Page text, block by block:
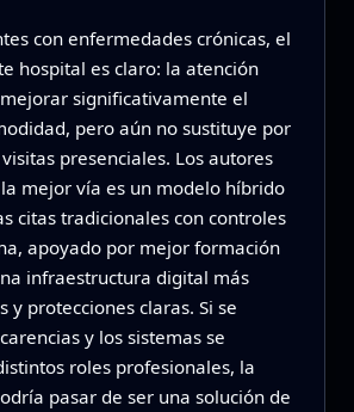
con enfermedades crónicas, el
hospital es claro: la atención
significativamente el
pero aún no sustituye por
presenciales. Los autores
mejor vía es un modelo híbrido
citas tradicionales con controles
apoyado por mejor formación
infraestructura digital más
y protecciones claras. Si se
y los sistemas se
roles profesionales, la
pasar de ser una solución de